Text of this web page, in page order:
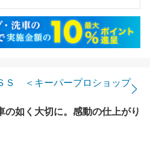
Ｓ ＜キーパープロショップ
の如く大切に。感動の仕上がり